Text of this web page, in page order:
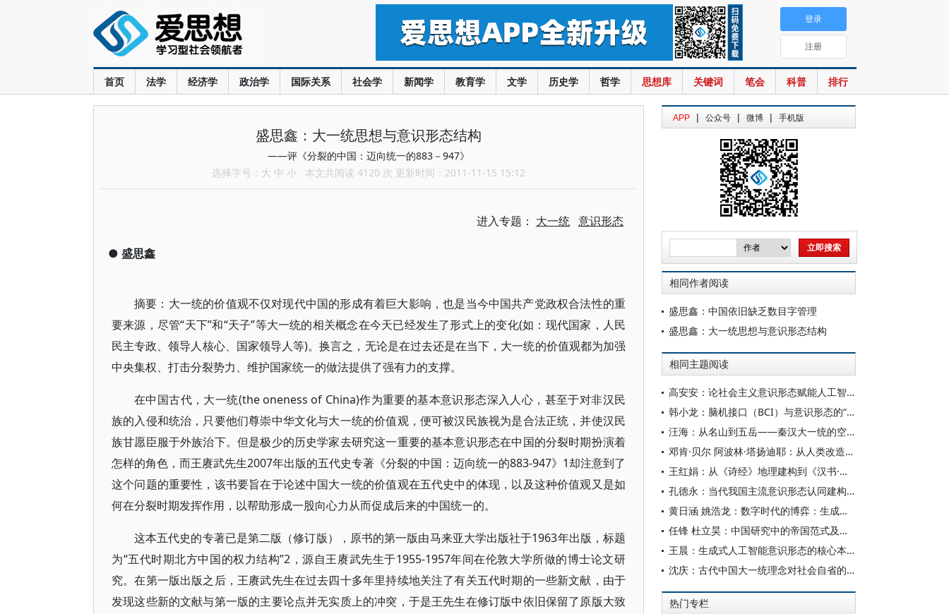
首页 法学 经济学 政治学 国际关系 社会学 新闻学 教育学 文学 历史学 哲学 思想库 关键词 笔会 科普 排行
登录
注册
盛思鑫：大一统思想与意识形态结构
——评《分裂的中国：迈向统一的883－947》
选择字号： 大 中 小 本文共阅读 4120 次 更新时间：2011-11-15 15:12
进入专题： 大一统 意识形态
● 盛思鑫
摘要：大一统的价值观不仅对现代中国的形成有着巨大影响，也是当今中国共产党政权合法性的重
要来源，尽管“天下”和“天子”等大一统的相关概念在今天已经发生了形式上的变化(如：现代国家，人民
民主专政、领导人核心、国家领导人等)。换言之，无论是在过去还是在当下，大一统的价值观都为加强
中央集权、打击分裂势力、维护国家统一的做法提供了强有力的支撑。
在中国古代，大一统(the oneness of China)作为重要的基本意识形态深入人心，甚至于对非汉民
族的入侵和统治，只要他们尊崇中华文化与大一统的价值观，便可被汉民族视为是合法正统，并使汉民
族甘愿臣服于外族治下。但是极少的历史学家去研究这一重要的基本意识形态在中国的分裂时期扮演着
怎样的角色，而王赓武先生2007年出版的五代史专著《分裂的中国：迈向统一的883-947》1却注意到了
这个问题的重要性，该书要旨在于论述中国大一统的价值观在五代史中的体现，以及这种价值观又是如
何在分裂时期发挥作用，以帮助形成一股向心力从而促成后来的中国统一的。
这本五代史的专著已是第二版（修订版），原书的第一版由马来亚大学出版社于1963年出版，标题
为“五代时期北方中国的权力结构”2，源自王赓武先生于1955-1957年间在伦敦大学所做的博士论文研
究。在第一版出版之后，王赓武先生在过去四十多年里持续地关注了有关五代时期的一些新文献，由于
发现这些新的文献与第一版的主要论点并无实质上的冲突，于是王先生在修订版中依旧保留了原版大致
APP | 公众号 | 微博 | 手机版
相同作者阅读
盛思鑫：中国依旧缺乏数目字管理
盛思鑫：大一统思想与意识形态结构
相同主题阅读
高安安：论社会主义意识形态赋能人工智能大模型“价值对齐”
韩小龙：脑机接口（BCI）与意识形态的“神经殖民”风险
汪海：从名山到五岳——秦汉大一统的空间建构
邓肯·贝尔 阿波林·塔扬迪耶：从人类改造到宇宙殖民——超人类主义与科学的乌托邦
王红娟：从《诗经》地理建构到《汉书·地理志》的大一统书写
孔德永：当代我国主流意识形态认同建构的有效途径
黄日涵 姚浩龙：数字时代的博弈：生成式人工智能对国家意识形态安全的影响
任锋 杜立昊：中国研究中的帝国范式及其省思
王晨：生成式人工智能意识形态的核心本质、渗透机制与治理要义
沈庆：古代中国大一统理念对社会自省的影响
热门专栏